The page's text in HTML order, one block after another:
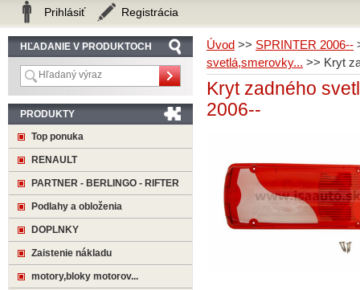
Úvod >> SPRINTER 2006--
svetlá,smerovky... >> Kryt
Kryt zadného
2006--
HĽADANIE V PRODUKTOCH
PRODUKTY
Top ponuka
RENAULT
PARTNER - BERLINGO - RIFTER
Podlahy a obloženia
DOPLNKY
Zaistenie nákladu
motory,bloky motorov...
Prihlásiť Registrácia